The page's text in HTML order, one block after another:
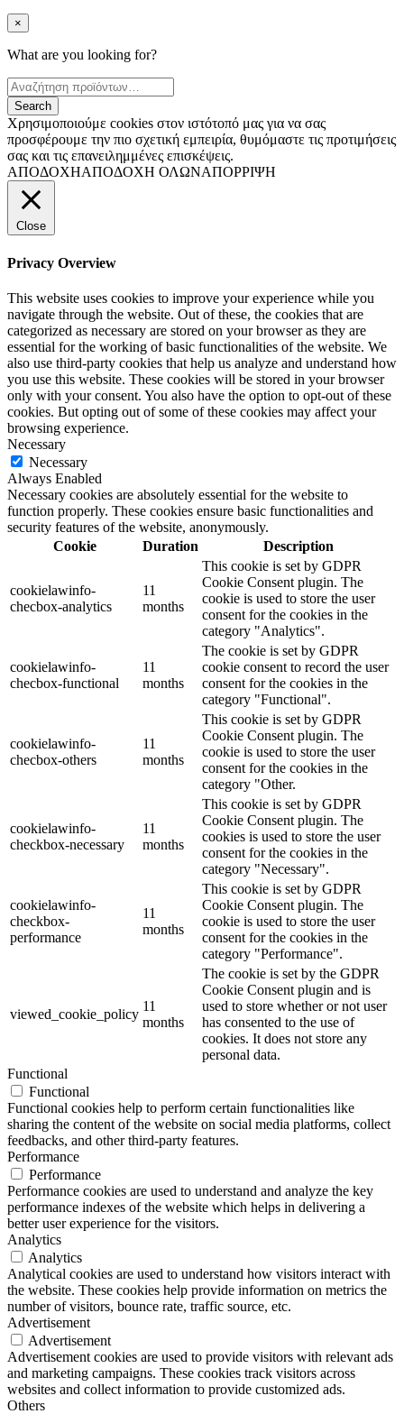
×
What are you looking for?
Χρησιμοποιούμε cookies στον ιστότοπό μας για να σας
προσφέρουμε την πιο σχετική εμπειρία, θυμόμαστε τις προτιμήσεις
σας και τις επανειλημμένες επισκέψεις.
ΑΠΟΔΟΧΗΑΠΟΔΟΧΗ ΟΛΩΝΑΠΟΡΡΙΨΗ
Close
Privacy Overview
This website uses cookies to improve your experience while you
navigate through the website. Out of these, the cookies that are
categorized as necessary are stored on your browser as they are
essential for the working of basic functionalities of the website. We
also use third-party cookies that help us analyze and understand how
you use this website. These cookies will be stored in your browser
only with your consent. You also have the option to opt-out of these
cookies. But opting out of some of these cookies may affect your
browsing experience.
Necessary
Necessary
Always Enabled
Necessary cookies are absolutely essential for the website to
function properly. These cookies ensure basic functionalities and
security features of the website, anonymously.
Cookie
Duration Description
cookielawinfo-
checbox-analytics
11
months
This cookie is set by GDPR
Cookie Consent plugin. The
cookie is used to store the user
consent for the cookies in the
category "Analytics".
cookielawinfo-
checbox-functional
11
months
The cookie is set by GDPR
cookie consent to record the user
consent for the cookies in the
category "Functional".
cookielawinfo-
checbox-others
11
months
This cookie is set by GDPR
Cookie Consent plugin. The
cookie is used to store the user
consent for the cookies in the
category "Other.
cookielawinfo-
checkbox-necessary
11
months
This cookie is set by GDPR
Cookie Consent plugin. The
cookies is used to store the user
consent for the cookies in the
category "Necessary".
cookielawinfo-
checkbox-
performance
11
months
This cookie is set by GDPR
Cookie Consent plugin. The
cookie is used to store the user
consent for the cookies in the
category "Performance".
viewed_cookie_policy
11
months
The cookie is set by the GDPR
Cookie Consent plugin and is
used to store whether or not user
has consented to the use of
cookies. It does not store any
personal data.
Functional
Functional
Functional cookies help to perform certain functionalities like
sharing the content of the website on social media platforms, collect
feedbacks, and other third-party features.
Performance
Performance
Performance cookies are used to understand and analyze the key
performance indexes of the website which helps in delivering a
better user experience for the visitors.
Analytics
Analytics
Analytical cookies are used to understand how visitors interact with
the website. These cookies help provide information on metrics the
number of visitors, bounce rate, traffic source, etc.
Advertisement
Advertisement
Advertisement cookies are used to provide visitors with relevant ads
and marketing campaigns. These cookies track visitors across
websites and collect information to provide customized ads.
Others